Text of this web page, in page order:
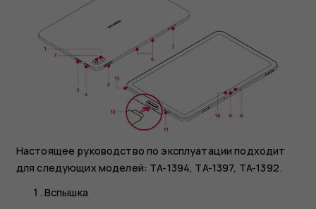
Настоящее руководство по эксплуатации подходит
для следующих моделей: TA-1394, TA-1397, TA-1392.
Вспышка